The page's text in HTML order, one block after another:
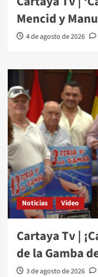
Mencid y
4 de agosto de 2026
Noticias Video
Cartaya Tv |
de la Gamba
3 de agosto de 2026